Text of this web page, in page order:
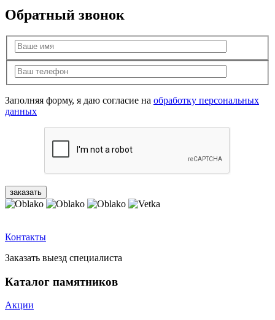
Обратный звонок
Заполняя форму, я даю согласие на обработку персональных
данных
Контакты
Заказать выезд специалиста
Каталог памятников
Акции